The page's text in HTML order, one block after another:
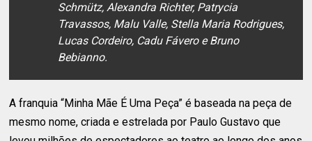
Schmütz, Alexandra Richter, Patrycia
Travassos, Malu Valle, Stella Maria Rodrigues,
Lucas Cordeiro, Cadu Fávero e Bruno
Bebianno.
A franquia “Minha Mãe É Uma Peça” é baseada na peça de
mesmo nome, criada e estrelada por Paulo Gustavo que